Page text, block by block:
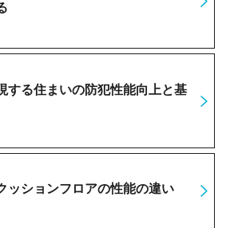
する住まいの防犯性能向上と基
ッションフロアの性能の違い